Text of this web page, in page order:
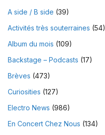
A side / B side (39)
Activités très souterraines (54)
Album du mois (109)
Backstage – Podcasts (17)
Brèves (473)
Curiosities (127)
Electro News (986)
En Concert Chez Nous (134)